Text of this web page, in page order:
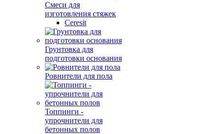
Смеси для
изготовления стяжек
Ceresit
Грунтовка для
подготовки основания
Ровнители для пола
Топпинги -
упрочнители для
бетонных полов